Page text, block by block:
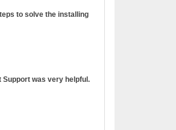
to solve the installing
Support was very helpful.